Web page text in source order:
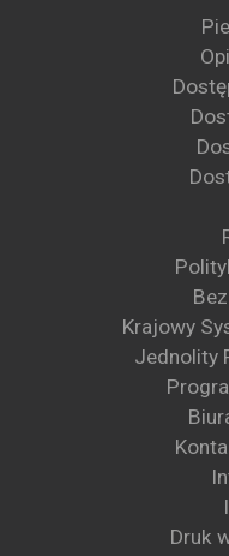
Krajowy
Jednolity
Druk